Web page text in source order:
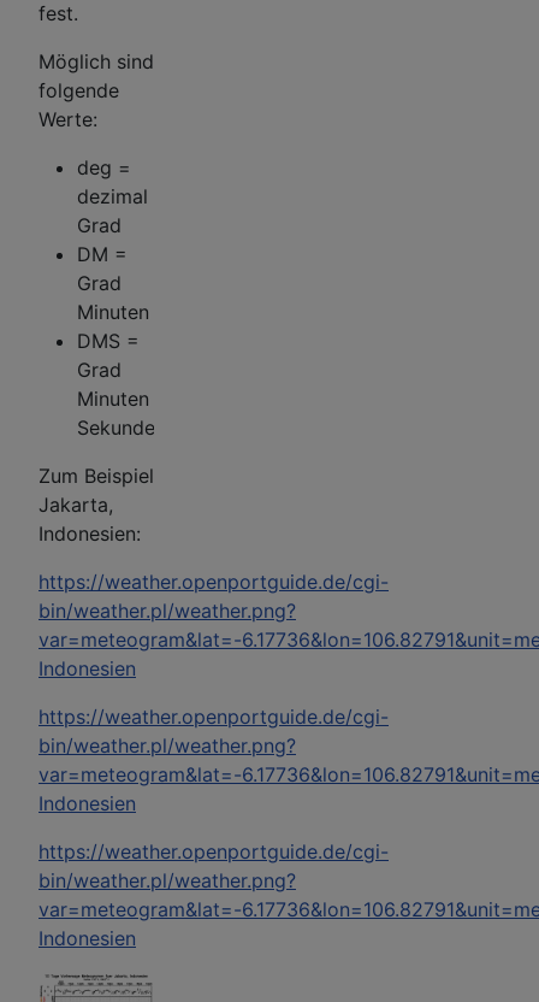
fest.
Möglich sind
folgende
Werte:
deg =
dezimal
Grad
DM =
Grad
Minuten
DMS =
Grad
Minuten
Sekunden
Zum Beispiel
Jakarta,
Indonesien:
https://weather.openportguide.de/cgi-
bin/weather.pl/weather.png?
var=meteogram&lat=-
Indonesien
https://weather.openportguide.de/cgi-
bin/weather.pl/weather.png?
var=meteogram&lat=-
Indonesien
https://weather.openportguide.de/cgi-
bin/weather.pl/weather.png?
var=meteogram&lat=-
Indonesien